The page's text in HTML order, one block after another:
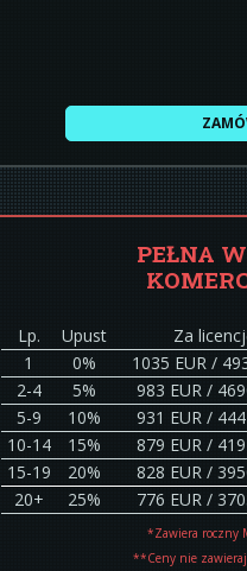
PEŁNA
Lp. Upust
Za
1
0%
1035 EUR /
2-4
5%
983 EUR /
5-9
10%
931 EUR /
10-14
15%
879 EUR /
15-19
20%
828 EUR /
20+
25% 776 EUR /
*Zawiera roczny
**Ceny nie